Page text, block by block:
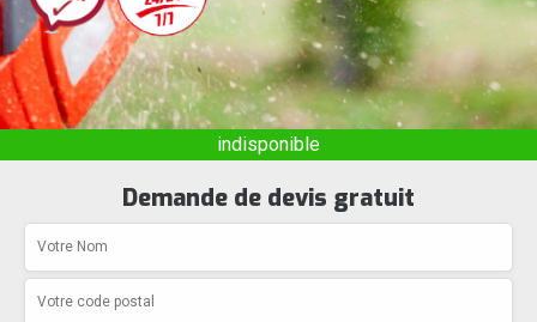
indisponible
Demande de devis gratuit